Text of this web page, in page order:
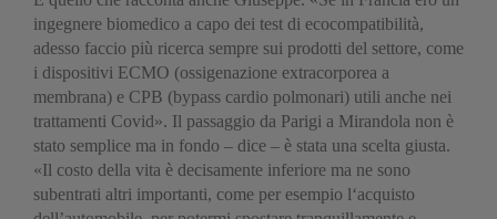
ingegnere biomedico a capo dei test di ecocompatibilità,
adesso faccio più ricerca sempre sui prodotti del settore, come
i dispositivi ECMO (ossigenazione extracorporea a
membrana) e CPB (bypass cardio polmonari) utili anche nei
trattamenti Covid». Il passaggio da Parigi a Mirandola non è
stato semplice ma in fondo – dice – è stata una scelta giusta.
«Il costo della vita è decisamente inferiore ma ne sono
subentrati altri importanti, come per esempio l‘acquisto